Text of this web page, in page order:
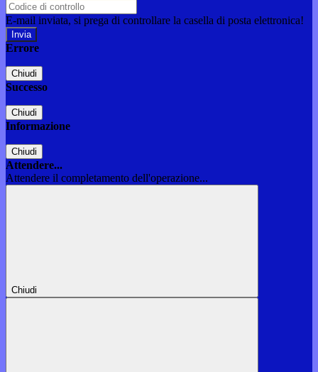
E-mail inviata, si prega di controllare la casella di posta elettronica!
Errore
Chiudi
Successo
Chiudi
Informazione
Chiudi
Attendere...
Attendere il completamento dell'operazione...
Chiudi